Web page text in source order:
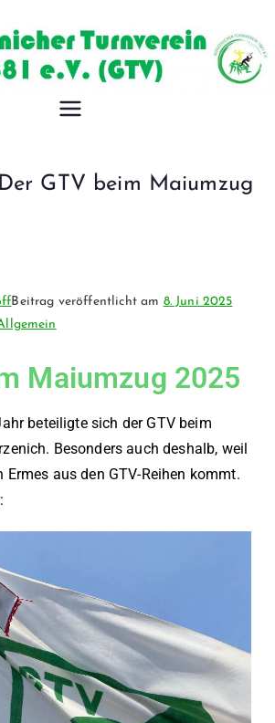
Gürzeniche
r
GTV beim Maiumzug
Beitrag veröffentlicht am 8. Juni 2025
Maiumzug 2025
beteiligte sich der GTV beim
Besonders auch deshalb, weil
aus den GTV-Reihen kommt.